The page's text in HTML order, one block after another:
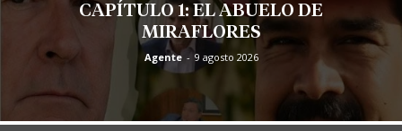
CAPÍTULO 1: EL ABUELO DE
MIRAFLORES
Agente - 9 agosto 2026